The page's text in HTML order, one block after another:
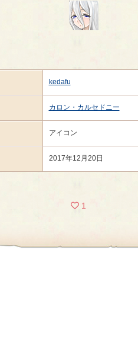
kedafu
カロン・カルセドニー
アイコン
2017年12月20日
1